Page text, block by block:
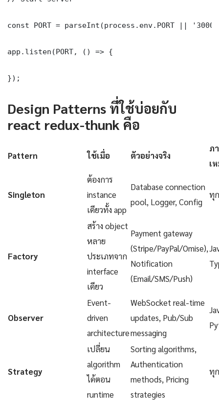
const PORT = parseInt(process.env.PORT ||
app.listen(PORT, () => {
});
Design Patterns ที่ใช้บ่อยกับ
react redux-thunk คือ
Pattern ใช้เมื่อ ตัวอย่างจริง
ภ
เ
Singleton
ต้องการ
instance
เดียวทั้ง app
Database connection
pool, Logger, Config
ทุ
Factory
สร้าง object
หลาย
ประเภทจาก
interface
เดียว
Payment gateway
(Stripe/PayPal/Omise),
Notification
(Email/SMS/Push)
Observer
Event-
driven
architecture
WebSocket real-time
updates, Pub/Sub
messaging
Strategy
เปลี่ยน
algorithm
ได้ตอน
runtime
Sorting algorithms,
Authentication
methods, Pricing
strategies
ทุ